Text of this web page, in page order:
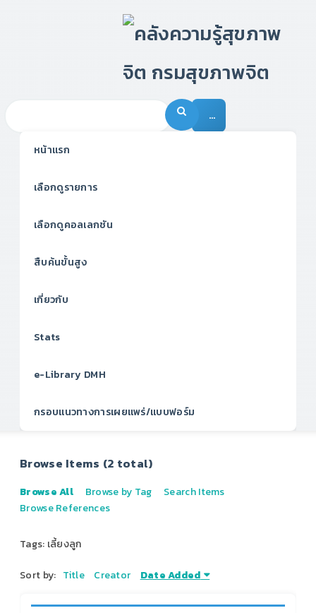
…
หน้าแรก
เลือกดูรายการ
เลือกดูคอลเลกชัน
สืบค้นขั้นสูง
เกี่ยวกับ
Stats
e-Library DMH
กรอบแนวทางการเผยแพร่/แบบฟอร์ม
Browse Items (2 total)
Browse All Browse by Tag
Search Items
Browse References
Tags: เลี้ยงลูก
Sort by: Title Creator Date Added